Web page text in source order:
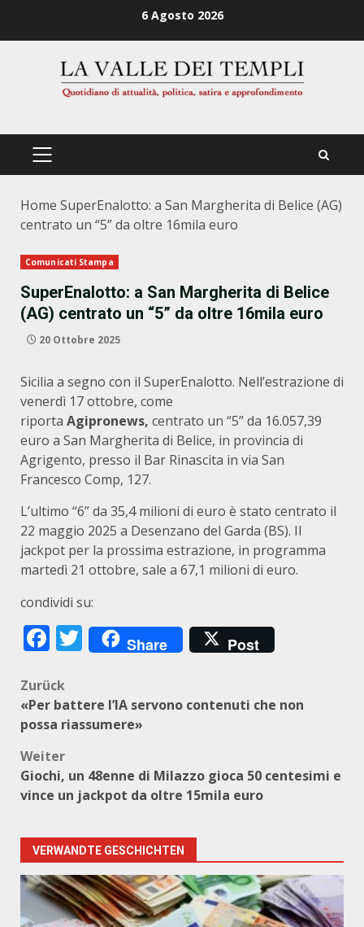
6 Agosto 2026
PRIMÄRES
Home SuperEnalotto: a San Margherita di Belice (AG)
centrato un “5” da oltre 16mila euro
Comunicati Stampa
SuperEnalotto: a San Margherita di Belice
(AG) centrato un “5” da oltre 16mila euro
20 Ottobre 2025
Sicilia a segno con il SuperEnalotto. Nell’estrazione di
venerdì 17 ottobre, come
riporta Agipronews, centrato un “5” da 16.057,39
euro a San Margherita di Belice, in provincia di
Agrigento, presso il Bar Rinascita in via San
Francesco Comp, 127.
L’ultimo “6” da 35,4 milioni di euro è stato centrato il
22 maggio 2025 a Desenzano del Garda (BS). Il
jackpot per la prossima estrazione, in programma
martedì 21 ottobre, sale a 67,1 milioni di euro.
condividi su:
Facebook
Twitter
Share Post
Beitragsnavigation
Zurück
«Per battere l’IA servono contenuti che non
possa riassumere»
Weiter
Giochi, un 48enne di Milazzo gioca 50 centesimi e
vince un jackpot da oltre 15mila euro
VERWANDTE GESCHICHTEN